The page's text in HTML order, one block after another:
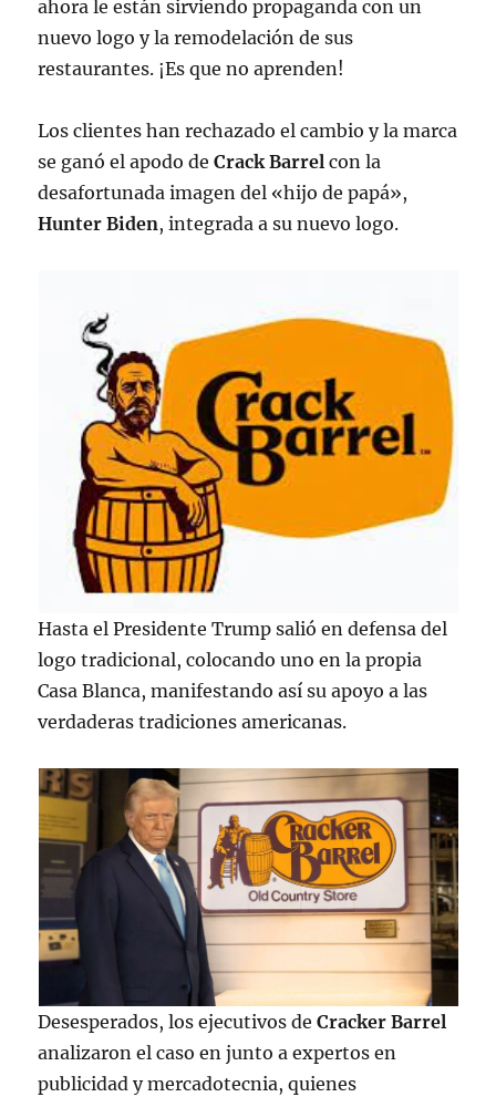
ahora le están sirviendo propaganda con un
nuevo logo y la remodelación de sus
restaurantes. ¡Es que no aprenden!
Los clientes han rechazado el cambio y la marca
se ganó el apodo deCrack Barrel con la
desafortunada imagen del «hijo de papá»,
Hunter Biden, integrada a su nuevo logo.
Hasta el Presidente Trump salió en defensa del
logo tradicional, colocando uno en la propia
Casa Blanca, manifestando así su apoyo a las
verdaderas tradiciones americanas.
Desesperados, los ejecutivos deCracker Barrel
analizaron el caso en junto a expertos en
publicidad y mercadotecnia, quienes